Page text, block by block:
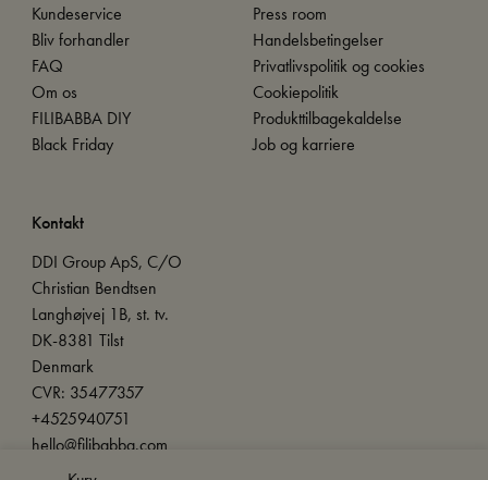
Kundeservice
Bliv forhandler
FAQ
Om os
FILIBABBA DIY
Black Friday
Press room
Handelsbetingelser
Privatlivspolitik og cookies
Cookiepolitik
Produkttilbagekaldelse
Job og karriere
Kontakt
DDI Group ApS, C/O
Christian Bendtsen
Langhøjvej 1B, st. tv.
DK-8381 Tilst
Denmark
CVR: 35477357
+4525940751
hello@filibabba.com